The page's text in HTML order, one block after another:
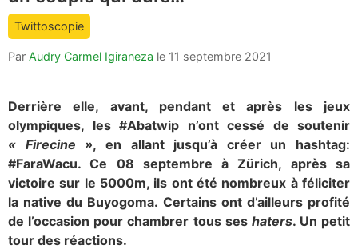
count
Twittoscopie
Par Audry Carmel Igiraneza le 11 septembre 2021
Derrière elle, avant, pendant et après les jeux
olympiques, les #Abatwip n’ont cessé de soutenir
« Firecine », en allant jusqu’à créer un hashtag:
#FaraWacu. Ce 08 septembre à Zürich, après sa
victoire sur le 5000m, ils ont été nombreux à féliciter
la native du Buyogoma. Certains ont d’ailleurs profité
de l’occasion pour chambrer tous ses haters. Un petit
tour des réactions.